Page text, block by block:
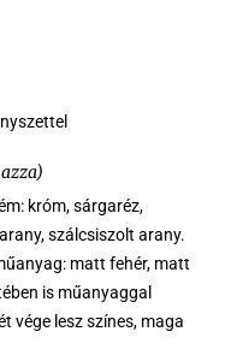
króm, sárgaréz,
szálcsiszolt arany.
matt fehér, matt
is műanyaggal
vége lesz színes, maga